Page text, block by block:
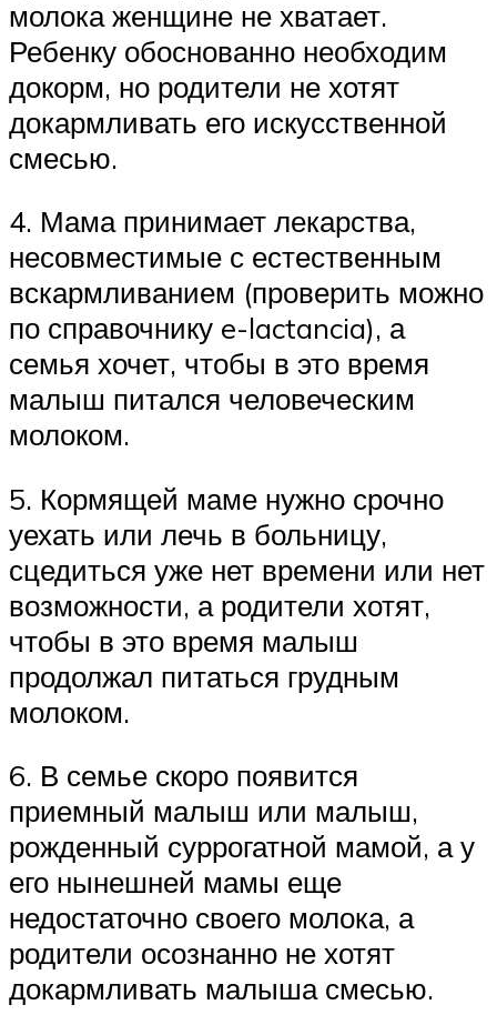
молока женщине не хватает.
Ребенку обоснованно необходим
докорм, но родители не хотят
докармливать его искусственной
смесью.
4. Мама принимает лекарства,
несовместимые с естественным
вскармливанием (проверить можно
по справочнику e-lactancia), а
семья хочет, чтобы в это время
малыш питался человеческим
молоком.
5. Кормящей маме нужно срочно
уехать или лечь в больницу,
сцедиться уже нет времени или нет
возможности, а родители хотят,
чтобы в это время малыш
продолжал питаться грудным
молоком.
6. В семье скоро появится
приемный малыш или малыш,
рожденный суррогатной мамой, а у
его нынешней мамы еще
недостаточно своего молока, а
родители осознанно не хотят
докармливать малыша смесью.